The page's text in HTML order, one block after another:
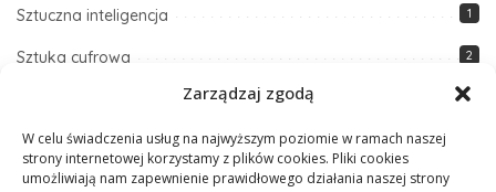
Zarządzaj zgodą
W celu świadczenia usług na najwyższym poziomie w ramach naszej
strony internetowej korzystamy z plików cookies. Pliki cookies
umożliwiają nam zapewnienie prawidłowego działania naszej strony
Sztuczna inteligencja 1
Sztuka cyfrowa 2
1
Szybkie przepisy
Techniki DIY i majsterkowanie